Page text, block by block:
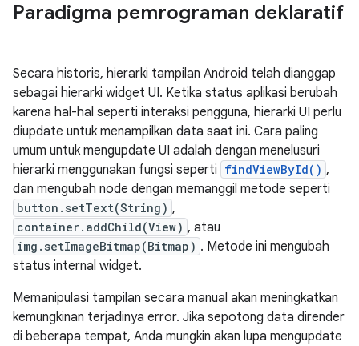
Paradigma pemrograman deklaratif
Secara historis, hierarki tampilan Android telah dianggap
sebagai hierarki widget UI. Ketika status aplikasi berubah
karena hal-hal seperti interaksi pengguna, hierarki UI perlu
diupdate untuk menampilkan data saat ini. Cara paling
umum untuk mengupdate UI adalah dengan menelusuri
hierarki menggunakan fungsi seperti findViewById() ,
dan mengubah node dengan memanggil metode seperti
button.setText(String) ,
container.addChild(View) , atau
img.setImageBitmap(Bitmap) . Metode ini mengubah
status internal widget.
Memanipulasi tampilan secara manual akan meningkatkan
kemungkinan terjadinya error. Jika sepotong data dirender
di beberapa tempat, Anda mungkin akan lupa mengupdate